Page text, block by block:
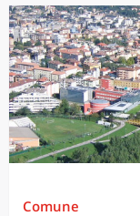
Comune